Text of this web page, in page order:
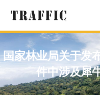
国家林业局关于发
件中涉及犀